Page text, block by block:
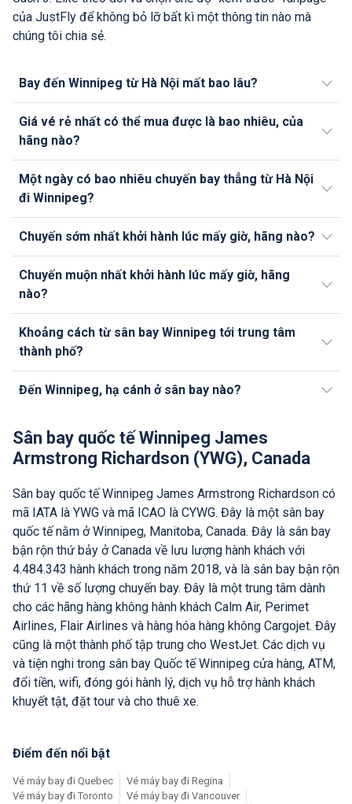
Điểm đến nổi bật
Vé máy bay đi Quebec
Vé máy bay đi Regina
Vé máy bay đi Toronto
Vé máy bay đi Vancouver
của JustFly để không bỏ lỡ bất kì một thông tin nào mà
chúng tôi chia sẻ.
Bay đến Winnipeg từ Hà Nội mất bao lâu?
Giá vé rẻ nhất có thể mua được là bao nhiêu, của
hãng nào?
Một ngày có bao nhiêu chuyến bay thẳng từ Hà Nội
đi Winnipeg?
Chuyến sớm nhất khởi hành lúc mấy giờ, hãng nào?
Chuyến muộn nhất khởi hành lúc mấy giờ, hãng
nào?
Khoảng cách từ sân bay Winnipeg tới trung tâm
thành phố?
Đến Winnipeg, hạ cánh ở sân bay nào?
Sân bay quốc tế Winnipeg James
Armstrong Richardson (YWG), Canada
Sân bay quốc tế Winnipeg James Armstrong Richardson có
mã IATA là YWG và mã ICAO là CYWG. Đây là một sân bay
quốc tế nằm ở Winnipeg, Manitoba, Canada. Đây là sân bay
bận rộn thứ bảy ở Canada về lưu lượng hành khách với
4.484.343 hành khách trong năm 2018, và là sân bay bận rộn
thứ 11 về số lượng chuyến bay. Đây là một trung tâm dành
cho các hãng hàng không hành khách Calm Air, Perimet
Airlines, Flair Airlines và hàng hóa hàng không Cargojet. Đây
cũng là một thành phố tập trung cho WestJet. Các dịch vụ
và tiện nghi trong sân bay Quốc tế Winnipeg cửa hàng, ATM,
đổi tiền, wifi, đóng gói hành lý, dịch vụ hỗ trợ hành khách
khuyết tật, đặt tour và cho thuê xe.